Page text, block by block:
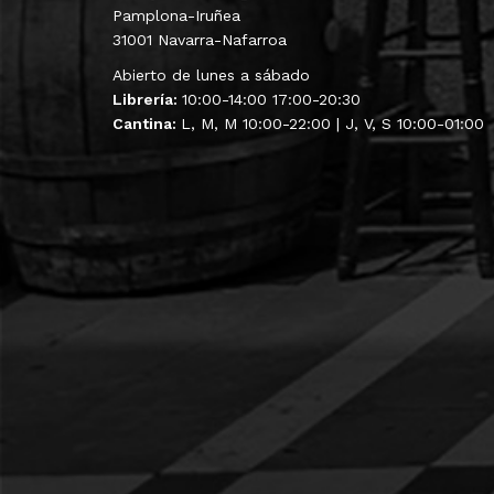
Pamplona-Iruñea
31001 Navarra-Nafarroa
Abierto de lunes a sábado
Librería: 10:00-14:00 17:00-20:30
Cantina: L, M, M 10:00-22:00 | J, V, S 10:00-01:00